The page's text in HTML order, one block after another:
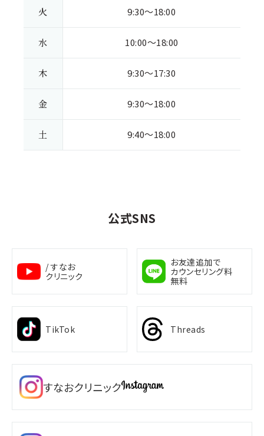
火
水
木
金
土
9:30～18:00
10:00～18:00
9:30～17:30
9:30～18:00
9:40～18:00
公式SNS
/ すなお
クリニック
お友達追加で
カウンセリング料
無料
TikTok Threads
すなおクリニック